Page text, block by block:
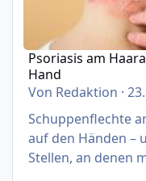
Psoriasis am
Hand
Von Redaktion ·
Schuppenflechte
auf den Händen –
Stellen, an denen